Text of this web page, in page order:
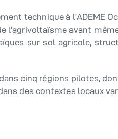
technique à l’ADEME
l’agrivoltaïsme avant
sur sol agricole,
cinq régions pilotes,
des contextes locaux